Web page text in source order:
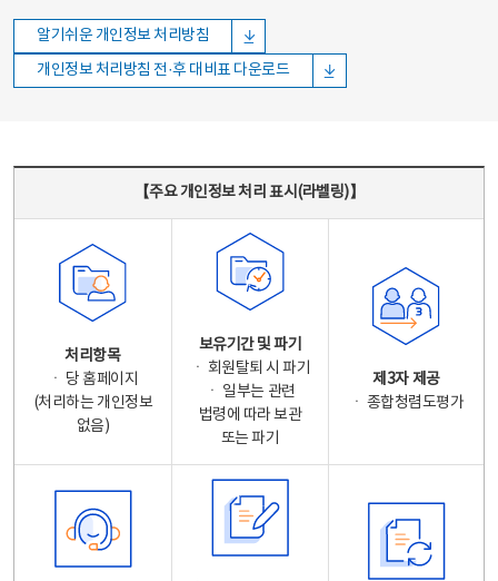
알기쉬운 개인정보 처리방침
개인정보 처리방침 전·후 대비표 다운로드
【주요 개인정보 처리 표시(라벨링)】
처리항목
ㆍ 당 홈페이지
(처리하는 개인정보
없음)
보유기간 및 파기
ㆍ 회원탈퇴 시 파기
ㆍ 일부는 관련
법령에 따라 보관
또는 파기
제3자 제공
ㆍ 종합청렴도평가